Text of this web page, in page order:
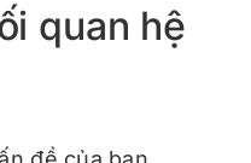
quan hệ